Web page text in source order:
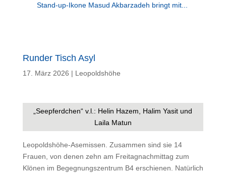
Stand-up-Ikone Masud Akbarzadeh bringt mit...
Runder Tisch Asyl
17. März 2026 | Leopoldshöhe
„Seepferdchen“ v.l.: Helin Hazem, Halim Yasit und
Laila Matun
Leopoldshöhe-Asemissen. Zusammen sind sie 14
Frauen, von denen zehn am Freitagnachmittag zum
Klönen im Begegnungszentrum B4 erschienen. Natürlich